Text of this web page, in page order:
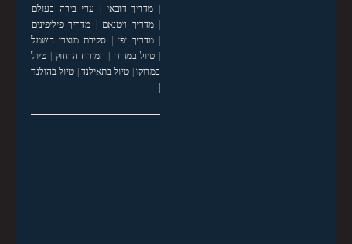
| מדריך דובאי | ערי בירה בעולם
|מדריך ויטנאם | מדריך פיליפינים
|מדריך יפן | סקירת מוצרי חשמל
| טיול במזרח | המזרח הרחוק| טיול
במרוקו| טיול בתאילנד| טיול בהולנד
|